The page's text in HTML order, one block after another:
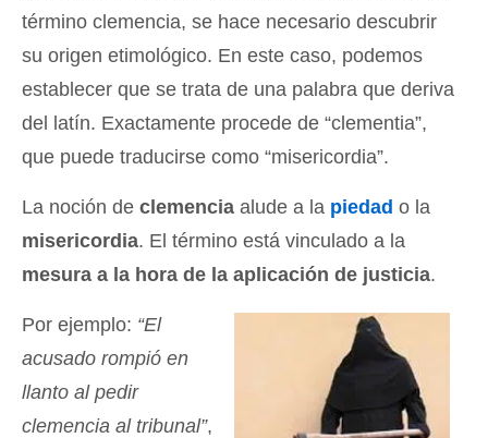
término clemencia, se hace necesario descubrir
su origen etimológico. En este caso, podemos
establecer que se trata de una palabra que deriva
del latín. Exactamente procede de “clementia”,
que puede traducirse como “misericordia”.
La noción de clemencia alude a la piedad o la
misericordia. El término está vinculado a la
mesura a la hora de la aplicación de justicia.
Por ejemplo: “El
acusado rompió en
llanto al pedir
clemencia al tribunal”,